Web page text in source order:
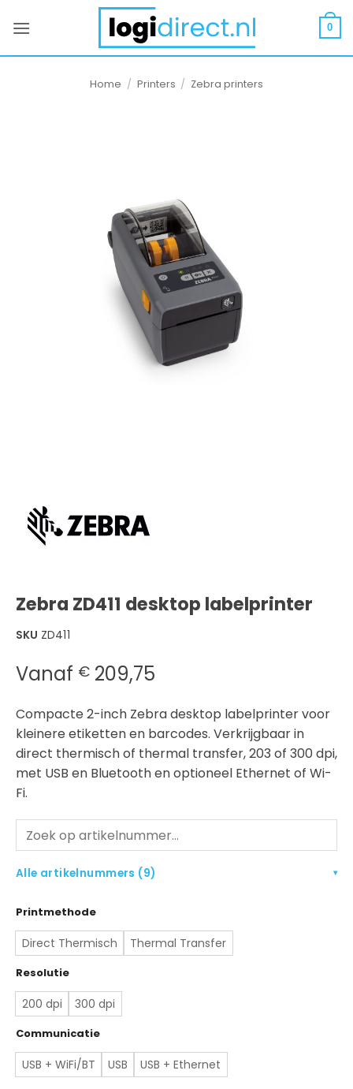
naar
0
Home / Printers / Zebra printers
Zebra ZD411 desktop labelprinter
SKU ZD411
Vanaf € 209,75
Compacte 2-inch Zebra desktop labelprinter voor
kleinere etiketten en barcodes. Verkrijgbaar in
direct thermisch of thermal transfer, 203 of 300 dpi,
met USB en Bluetooth en optioneel Ethernet of Wi-
Fi.
Alle artikelnummers (9) ▾
Printmethode
Direct Thermisch Thermal Transfer
Resolutie
200 dpi 300 dpi
Communicatie
USB + WiFi/BT USB USB + Ethernet